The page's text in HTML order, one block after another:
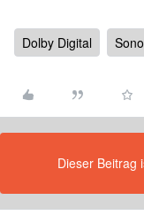
Dolby Digital
Dieser Beitrag